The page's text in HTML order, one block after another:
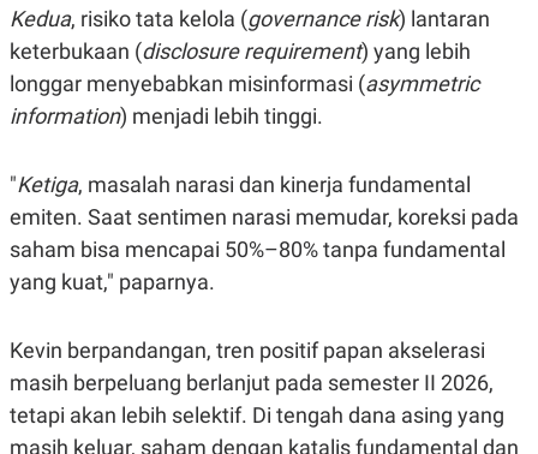
Kedua, risiko tata kelola (governance risk) lantaran
keterbukaan (disclosure requirement) yang lebih
longgar menyebabkan misinformasi (asymmetric
information) menjadi lebih tinggi.
"Ketiga, masalah narasi dan kinerja fundamental
emiten. Saat sentimen narasi memudar, koreksi pada
saham bisa mencapai 50%–80% tanpa fundamental
yang kuat," paparnya.
Kevin berpandangan, tren positif papan akselerasi
masih berpeluang berlanjut pada semester II 2026,
tetapi akan lebih selektif. Di tengah dana asing yang
masih keluar, saham dengan katalis fundamental dan